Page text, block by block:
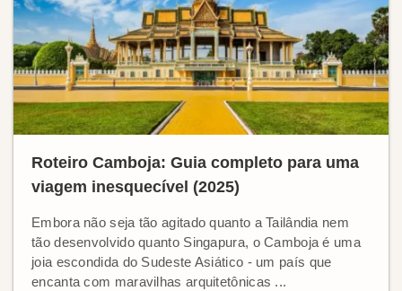
Roteiro Camboja: Guia completo para uma
viagem inesquecível (2025)
Embora não seja tão agitado quanto a Tailândia nem
tão desenvolvido quanto Singapura, o Camboja é uma
joia escondida do Sudeste Asiático - um país que
encanta com maravilhas arquitetônicas ...